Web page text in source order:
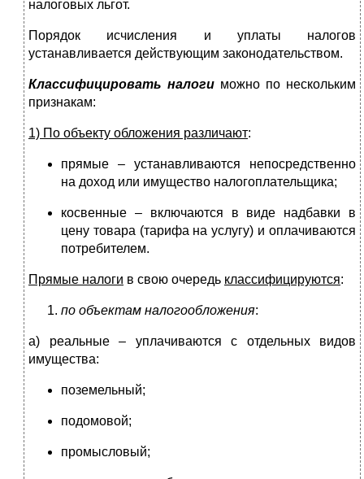
налоговых льгот.
Порядок исчисления и уплаты налогов
устанавливается действующим законодательством.
Классифицировать налоги можно по нескольким
признакам:
1) По объекту обложения различают:
прямые – устанавливаются непосредственно
на доход или имущество налогоплательщика;
косвенные – включаются в виде надбавки в
цену товара (тарифа на услугу) и оплачиваются
потребителем.
Прямые налоги в свою очередь классифицируются:
по объектам налогообложения:
а) реальные – уплачиваются с отдельных видов
имущества:
поземельный;
подомовой;
промысловый;